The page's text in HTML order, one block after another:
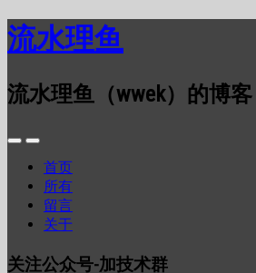
流水理鱼
流水理鱼（wwek）的博客
首页
所有
留言
关于
关注公众号-加技术群